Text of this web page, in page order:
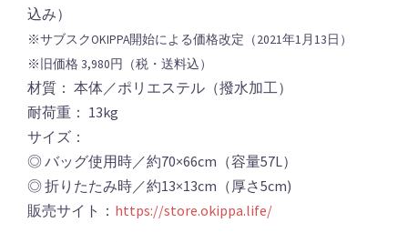
込み）
※サブスクOKIPPA開始による価格改定（2021年1月13日）
※旧価格 3,980円（税・送料込）
材質： 本体／ポリエステル（撥水加工）
耐荷重： 13kg
サイズ：
◎ バッグ使用時／約70×66cm（容量57L）
◎ 折りたたみ時／約13×13cm（厚さ5cm)
販売サイト： https://store.okippa.life/